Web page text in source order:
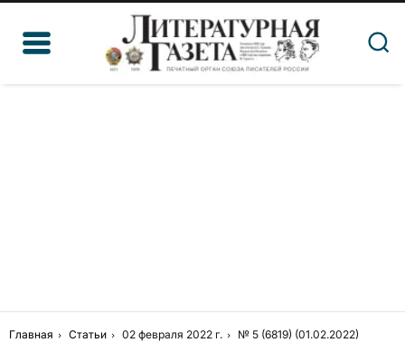
Главная Статьи 02 февраля 2022 г. № 5 (6819) (01.02.2022)